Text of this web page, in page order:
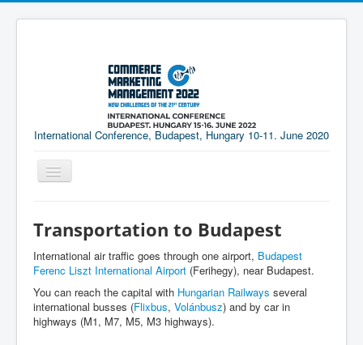
International Conference, Budapest, Hungary 10-11. June 2020
CONFERENCE PROGRAM
ACCOMMODATION
CONFERENCE PROCEEDING
SUMMER SCHOOL
Transportation to Budapest
International air traffic goes through one airport, Budapest
Ferenc Liszt International Airport (Ferihegy), near Budapest.
You can reach the capital with Hungarian Railways several
international busses (Flixbus, Volánbusz) and by car in
highways (M1, M7, M5, M3 highways).